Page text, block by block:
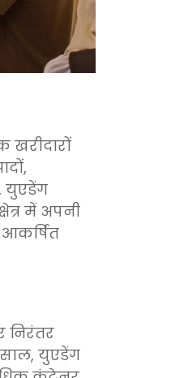
युएडेंग
में अपनी
निरंतर
साल, युएडेंग